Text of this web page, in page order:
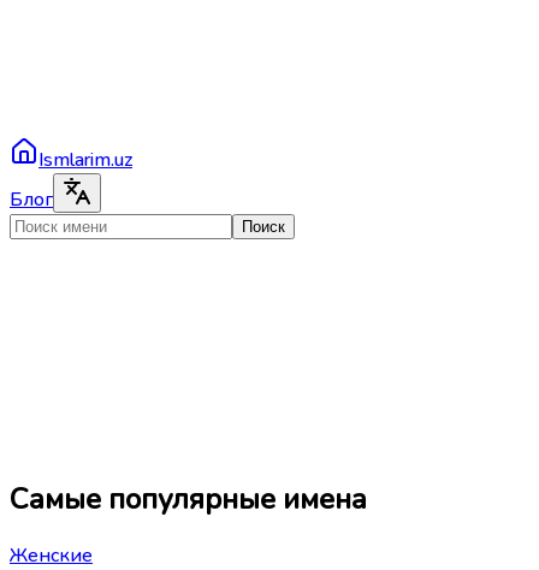
Ismlarim.uz
Блог
Поиск
Самые популярные имена
Женские